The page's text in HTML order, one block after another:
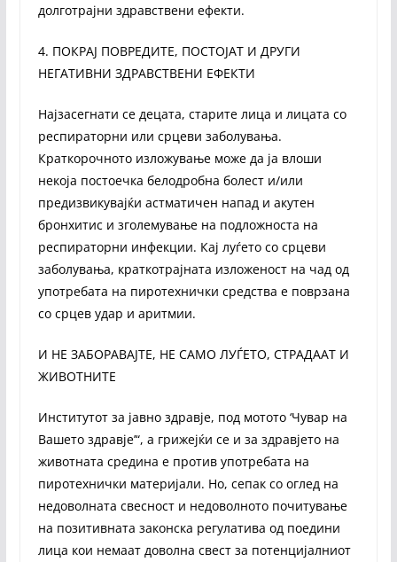
долготрајни здравствени ефекти.
4. ПОКРАЈ ПОВРЕДИТЕ, ПОСТОЈАТ И ДРУГИ
НЕГАТИВНИ ЗДРАВСТВЕНИ ЕФЕКТИ
Најзасегнати се децата, старите лица и лицата со
респираторни или срцеви заболувања.
Краткорочното изложување може да ја влоши
некоја постоечка белодробна болест и/или
предизвикувајќи астматичен напад и акутен
бронхитис и зголемување на подложноста на
респираторни инфекции. Кај луѓето со срцеви
заболувања, краткотрајната изложеност на чад од
употребата на пиротехнички средства е поврзана
со срцев удар и аритмии.
И НЕ ЗАБОРАВАЈТЕ, НЕ САМО ЛУЃЕТО, СТРАДААТ И
ЖИВОТНИТЕ
Институтот за јавно здравје, под мотото ‘Чувар на
Вашето здравје’“, а грижејќи се и за здравјето на
животната средина е против употребата на
пиротехнички материјали. Но, сепак со оглед на
недоволната свесност и недоволното почитување
на позитивната законска регулатива од поедини
лица кои немаат доволна свест за потенцијалниот